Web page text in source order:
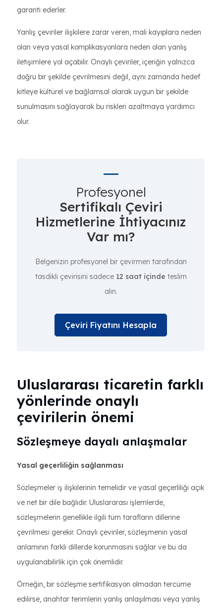
garanti ederler.
Yanlış çeviriler ilişkilere zarar veren, mali kayıplara neden
olan veya yasal komplikasyonlara neden olan yanlış
iletişimlere yol açabilir. Onaylı çeviriler, içeriğin yalnızca
doğru bir şekilde çevrilmesini değil, aynı zamanda hedef
kitleye kültürel ve bağlamsal olarak uygun bir şekilde
sunulmasını sağlayarak bu riskleri azaltmaya yardımcı
olur.
Profesyonel
Sertifikalı Çeviri
Hizmetlerine İhtiyacınız
Var mı?
Belgenizin profesyonel bir çevirmen tarafından
tasdikli çevirisini sadece 12 saat içinde teslim
alın.
Çeviri Fiyatını Hesapla
Uluslararası ticaretin farklı
yönlerinde onaylı
çevirilerin önemi
Sözleşmeye dayalı anlaşmalar
Yasal geçerliliğin sağlanması
Sözleşmeler iş ilişkilerinin temelidir ve yasal geçerliliği açık
ve net bir dile bağlıdır. Uluslararası işlemlerde,
sözleşmelerin genellikle ilgili tüm tarafların dillerine
çevrilmesi gerekir. Onaylı çeviriler, sözleşmenin yasal
anlamının farklı dillerde korunmasını sağlar ve bu da
uygulanabilirlik için çok önemlidir.
Örneğin, bir sözleşme sertifikasyon olmadan tercüme
edilirse, anahtar terimlerin yanlış anlaşılması veya yanlış